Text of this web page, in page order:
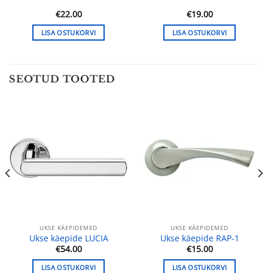
€22.00
LISA OSTUKORVI
€19.00
LISA OSTUKORVI
SEOTUD TOOTED
UKSE KÄEPIDEMED
Ukse käepide LUCIA
€54.00
LISA OSTUKORVI
UKSE KÄEPIDEMED
Ukse käepide RAP-1
€15.00
LISA OSTUKORVI